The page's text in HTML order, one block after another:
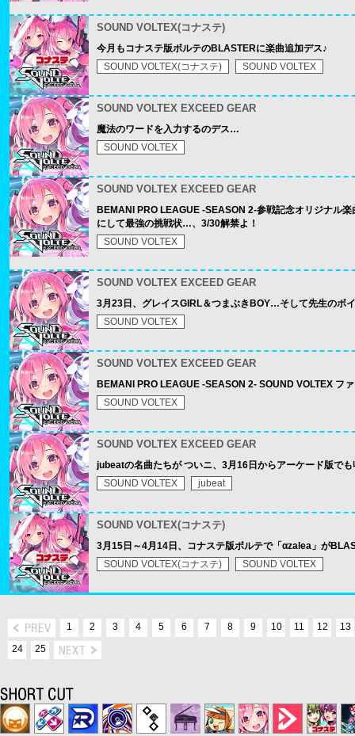
SOUND VOLTEX(コナステ)
今月もコナステ版ボルテのBLASTERに楽曲追加デス♪
SOUND VOLTEX(コナステ)
SOUND VOLTEX
SOUND VOLTEX EXCEED GEAR
魔法のワードを入力するのデス…
SOUND VOLTEX
SOUND VOLTEX EXCEED GEAR
BEMANI PRO LEAGUE -SEASON 2-参戦記念オリジナル
にして最強の挑戦状…、3/30解禁よ！
SOUND VOLTEX
SOUND VOLTEX EXCEED GEAR
3月23日、グレイスGIRL＆つまぶきBOY…そして先生のボ
SOUND VOLTEX
SOUND VOLTEX EXCEED GEAR
BEMANI PRO LEAGUE -SEASON 2- SOUND VOLTEX フ
SOUND VOLTEX
SOUND VOLTEX EXCEED GEAR
jubeatの名曲たちが ついニ、3月16日からアーケード版で
SOUND VOLTEX
jubeat
SOUND VOLTEX(コナステ)
3月15日～4月14日、コナステ版ボルテで「αzalea」が
SOUND VOLTEX(コナステ)
SOUND VOLTEX
1 2 3 4 5 6 7 8 9 10 11 12
13
24
25